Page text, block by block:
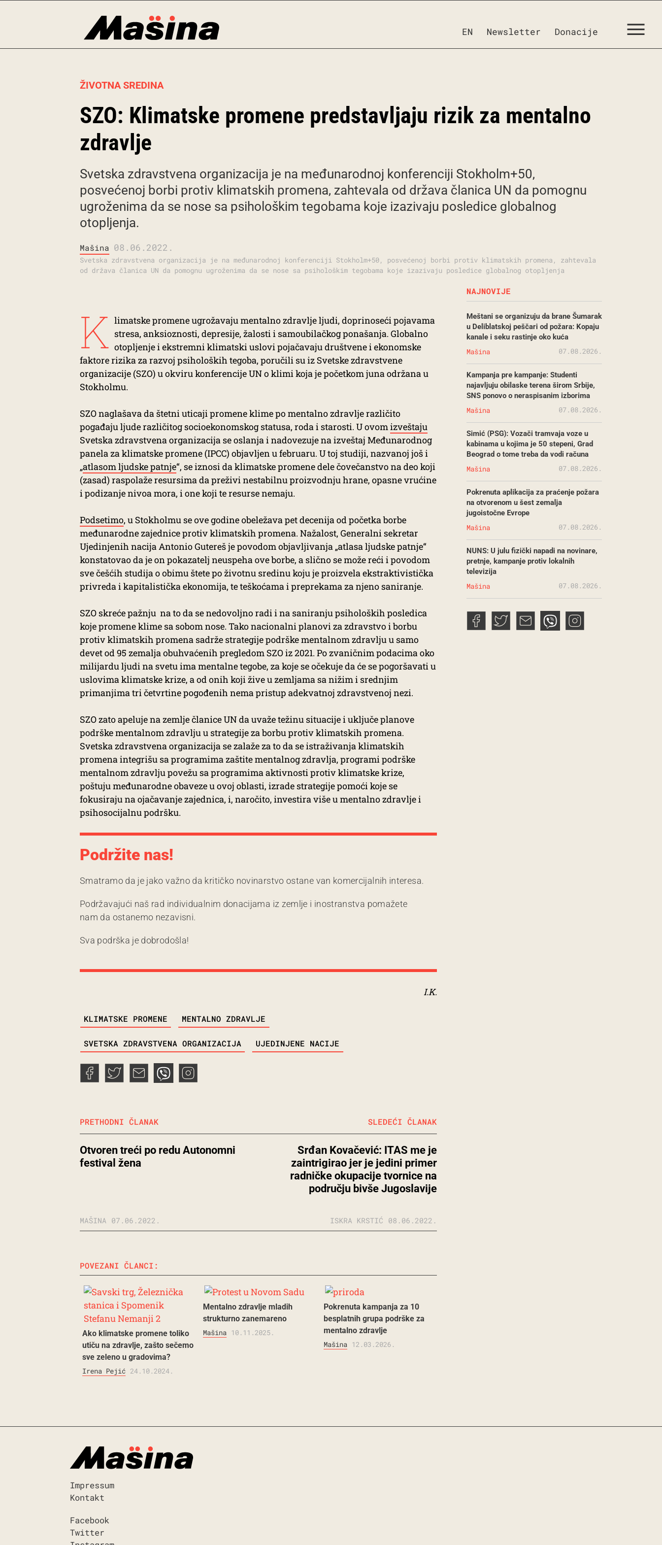
EN Newsletter Donacije
ŽIVOTNA SREDINA
SZO: Klimatske promene predstavljaju rizik za mentalno
zdravlje
Svetska zdravstvena organizacija je na međunarodnoj konferenciji Stokholm+50,
posvećenoj borbi protiv klimatskih promena, zahtevala od država članica UN da pomognu
ugroženima da se nose sa psihološkim tegobama koje izazivaju posledice globalnog
otopljenja.
Mašina 08.06.2022.
Svetska zdravstvena organizacija je na međunarodnoj konferenciji Stokholm+50, posvećenoj borbi protiv klimatskih promena, zahtevala
od država članica UN da pomognu ugroženima da se nose sa psihološkim tegobama koje izazivaju posledice globalnog otopljenja
K limatske promene ugrožavaju mentalno zdravlje ljudi, doprinoseći pojavama
stresa, anksioznosti, depresije, žalosti i samoubilačkog ponašanja. Globalno
otopljenje i ekstremni klimatski uslovi pojačavaju društvene i ekonomske
faktore rizika za razvoj psiholoških tegoba, poručili su iz Svetske zdravstvene
organizacije (SZO) u okviru konferencije UN o klimi koja je početkom juna održana u
Stokholmu.
SZO naglašava da štetni uticaji promene klime po mentalno zdravlje različito
pogađaju ljude različitog socioekonomskog statusa, roda i starosti. U ovomizveštaju
Svetska zdravstvena organizacija se oslanja i nadovezuje na izveštaj Međunarodnog
panela za klimatske promene (IPCC) objavljen u februaru. U toj studiji, nazvanoj još i
„atlasom ljudske patnje“, se iznosi da klimatske promene dele čovečanstvo na deo koji
(zasad) raspolaže resursima da preživi nestabilnu proizvodnju hrane, opasne vrućine
i podizanje nivoa mora, i one koji te resurse nemaju.
Podsetimo, u Stokholmu se ove godine obeležava pet decenija od početka borbe
međunarodne zajednice protiv klimatskih promena. Nažalost, Generalni sekretar
Ujedinjenih nacija Antonio Gutereš je povodom objavljivanja „atlasa ljudske patnje“
konstatovao da je on pokazatelj neuspeha ove borbe, a slično se može reći i povodom
sve češćih studija o obimu štete po životnu sredinu koju je proizvela ekstraktivistička
privreda i kapitalistička ekonomija, te teškoćama i preprekama za njeno saniranje.
SZO skreće pažnju na to da se nedovoljno radi i na saniranju psiholoških posledica
koje promene klime sa sobom nose. Tako nacionalni planovi za zdravstvo i borbu
protiv klimatskih promena sadrže strategije podrške mentalnom zdravlju u samo
devet od 95 zemalja obuhvaćenih pregledom SZO iz 2021. Po zvaničnim podacima oko
milijardu ljudi na svetu ima mentalne tegobe, za koje se očekuje da će se pogoršavati u
uslovima klimatske krize, a od onih koji žive u zemljama sa nižim i srednjim
primanjima tri četvrtine pogođenih nema pristup adekvatnoj zdravstvenoj nezi.
SZO zato apeluje na zemlje članice UN da uvaže težinu situacije i uključe planove
podrške mentalnom zdravlju u strategije za borbu protiv klimatskih promena.
Svetska zdravstvena organizacija se zalaže za to da se istraživanja klimatskih
promena integrišu sa programima zaštite mentalnog zdravlja, programi podrške
mentalnom zdravlju povežu sa programima aktivnosti protiv klimatske krize,
poštuju međunarodne obaveze u ovoj oblasti, izrade strategije pomoći koje se
fokusiraju na ojačavanje zajednica, i, naročito, investira više u mentalno zdravlje i
psihosocijalnu podršku.
Podržite nas!
Smatramo da je jako važno da kritičko novinarstvo ostane van komercijalnih interesa.
Podržavajući naš rad individualnim donacijama iz zemlje i inostranstva pomažete
nam da ostanemo nezavisni.
Sva podrška je dobrodošla!
I.K.
KLIMATSKE PROMENE MENTALNO ZDRAVLJE
SVETSKA ZDRAVSTVENA ORGANIZACIJA UJEDINJENE NACIJE
PRETHODNI ČLANAK
Otvoren treći po redu Autonomni
festival žena
MAŠINA 07.06.2022.
Srđan Kovačević: ITAS me je
zaintrigirao jer je jedini primer
radničke okupacije tvornice na
području bivše Jugoslavije
SLEDEĆI ČLANAK
ISKRA KRSTIĆ 08.06.2022.
POVEZANI ČLANCI:
Ako klimatske promene toliko
utiču na zdravlje, zašto sečemo
sve zeleno u gradovima?
Irena Pejić 24.10.2024.
Mentalno zdravlje mladih
strukturno zanemareno
Mašina 10.11.2025.
Pokrenuta kampanja za 10
besplatnih grupa podrške za
mentalno zdravlje
Mašina 12.03.2026.
NAJNOVIJE
Meštani se organizuju da brane Šumarak
u Deliblatskoj peščari od požara: Kopaju
kanale i seku rastinje oko kuća
Mašina 07.08.2026.
Kampanja pre kampanje: Studenti
najavljuju obilaske terena širom Srbije,
SNS ponovo o neraspisanim izborima
Mašina 07.08.2026.
Simić (PSG): Vozači tramvaja voze u
kabinama u kojima je 50 stepeni, Grad
Beograd o tome treba da vodi računa
Mašina 07.08.2026.
Pokrenuta aplikacija za praćenje požara
na otvorenom u šest zemalja
jugoistočne Evrope
Mašina 07.08.2026.
NUNS: U julu fizički napadi na novinare,
pretnje, kampanje protiv lokalnih
televizija
Mašina 07.08.2026.
Impressum
Kontakt
Facebook
Twitter